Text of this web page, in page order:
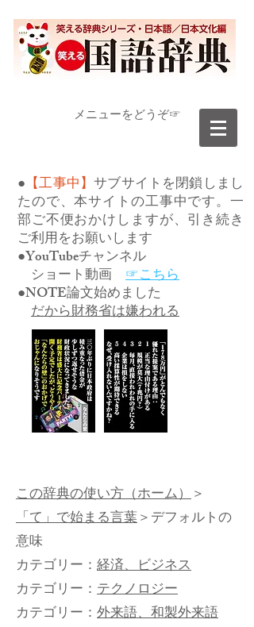
​メニューをどうぞ☞
● 【工事中】サブサイトを閉鎖しまし
たので、本サイトの工事中です。一
部ご不便おかけしますが、引き続き
ご利用をお願いします
●YouTubeチャンネル
ショート動画 ☞こちら
●NOTE論文始めました
だから財務省は嫌われる
この辞典の使い方（ホーム）＞
「て」で始まる言葉＞デフォルトの
意味
カテゴリー： 経済、ビジネス
カテゴリー： テクノロジー
カテゴリー： 外来語、和製外来語